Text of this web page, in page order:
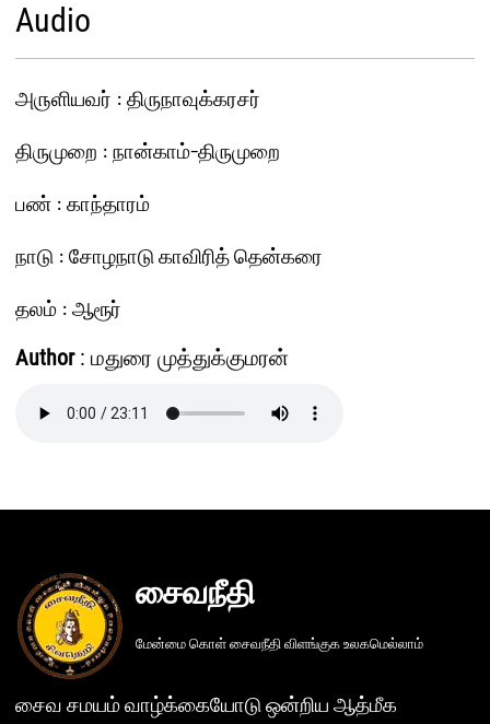
Audio
அ௫ளியவர் : திருநாவுக்கரசர்
திருமுறை : நான்காம்-திருமுறை
பண் : காந்தாரம்
நாடு : சோழநாடு காவிரித் தென்கரை
தலம் : ஆரூர்
Author: மதுரை முத்துக்குமரன்
சைவநீதி
மேன்மை கொள் சைவநீதி விளங்குக உலகமெல்லாம்
சைவ சமயம் வாழ்க்கையோடு ஒன்றிய ஆத்மீக